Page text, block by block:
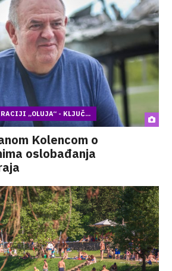
„OLUJA“ - KLJUČ...
Kolencom o
oslobađanja